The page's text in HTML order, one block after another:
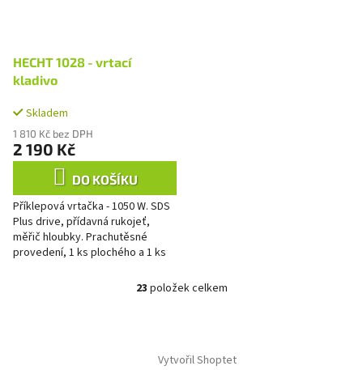
HECHT 1028 - vrtací
kladivo
Skladem
1 810 Kč bez DPH
2 190 Kč
DO KOŠÍKU
Příklepová vrtačka - 1050 W. SDS
Plus drive, přídavná rukojeť,
měřič hloubky. Prachutěsné
provedení, 1 ks plochého a 1 ks
O
d
23 položek celkem
Vytvořil Shoptet